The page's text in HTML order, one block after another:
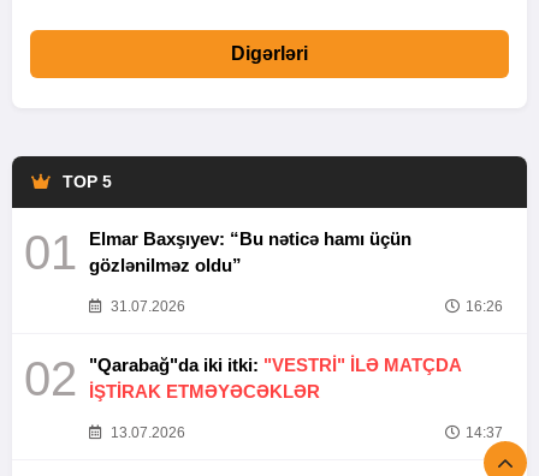
Digərləri
TOP 5
01
Elmar Baxşıyev: “Bu nəticə hamı üçün
gözlənilməz oldu”
31.07.2026 16:26
02 "Qarabağ"da iki itki: "VESTRİ" İLƏ MATÇDA
İŞTİRAK ETMƏYƏCƏKLƏR
13.07.2026 14:37